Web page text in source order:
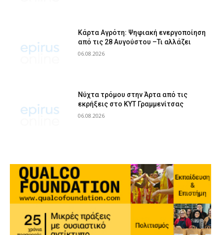
Κάρτα Αγρότη: Ψηφιακή ενεργοποίηση
από τις 28 Αυγούστου –Τι αλλάζει
06.08.2026
Νύχτα τρόμου στην Άρτα από τις
εκρήξεις στο ΚΥΤ Γραμμενίτσας
06.08.2026